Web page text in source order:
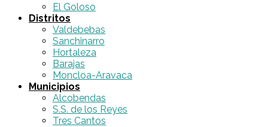
El Goloso
Distritos
Valdebebas
Sanchinarro
Hortaleza
Barajas
Moncloa-Aravaca
Municipios
Alcobendas
S.S. de los Reyes
Tres Cantos